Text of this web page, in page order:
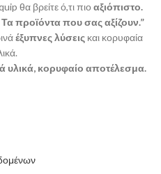
θα βρείτε ό,τι πιο αξιόπιστο.
προϊόντα που σας αξίζουν.”
έξυπνες λύσεις και κορυφαία
υλικά, κορυφαίο αποτέλεσμα.